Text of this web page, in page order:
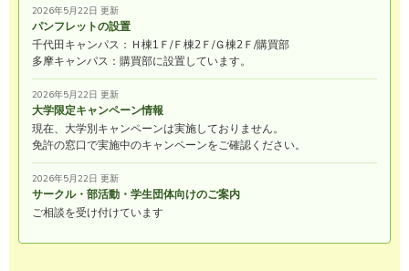
2026年5月22日 更新
パンフレットの設置
千代田キャンパス：Ｈ棟1Ｆ/Ｆ棟2Ｆ/Ｇ棟2Ｆ/購買部
多摩キャンパス：購買部に設置しています。
2026年5月22日 更新
大学限定キャンペーン情報
現在、大学別キャンペーンは実施しておりません。
免許の窓口で実施中のキャンペーンをご確認ください。
2026年5月22日 更新
サークル・部活動・学生団体向けのご案内
ご相談を受け付けています